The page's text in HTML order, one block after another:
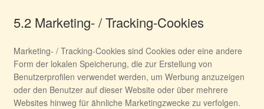
5.2 Marketing- / Tracking-Cookies
Marketing- / Tracking-Cookies sind Cookies oder eine andere
Form der lokalen Speicherung, die zur Erstellung von
Benutzerprofilen verwendet werden, um Werbung anzuzeigen
oder den Benutzer auf dieser Website oder über mehrere
Websites hinweg für ähnliche Marketingzwecke zu verfolgen.